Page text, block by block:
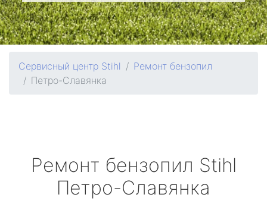
Сервисный центр Stihl
Ремонт бензопил
Петро-Славянка
Ремонт бензопил Stihl
Петро-Славянка